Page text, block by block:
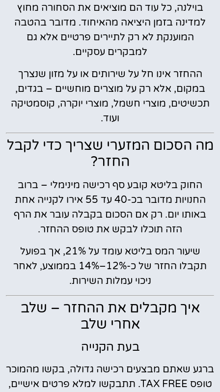
בוילנה, כל עוד הם מוציאים את הסחורה מחוץ
למדינה בזמן היציאה מהאיחוד. מדובר בהטבה
המוענקת לא רק לתיירים פרטיים אלא גם
למבקרים עסקיים.
ההחזר אינו חל על שירותים או על מזון שנצרך
במקום, אלא רק על מוצרים מוחשיים – בגדים,
תכשיטים, מוצרי חשמל, מוצרי יוקרה, קוסמטיקה
ועוד.
מה הסכום המזערי שצריך כדי לקבל
החזר?
החוק בליטא קובע סף רכישה מינימלי – ברוב
החנויות מדובר בכ-40 עד 55 אירו לקנייה אחת
באותו יום. רק אם הסכום בקבלה עובר את הרף
הזה תוכלו לבקש את טופס ההחזר.
שיעור המס בליטא עומד על 21%, אך בפועל
תקבלו החזר של כ-12%–14% בממוצע, לאחר
ניכוי עמלות השירות.
איך מקבלים את ההחזר – שלב
אחרי שלב
בעת הקנייה
ברגע שאתם מבצעים רכישה גדולה, בקשו מהמוכר
טופס TAX FREE. תתבקשו למלא פרטים אישיים,